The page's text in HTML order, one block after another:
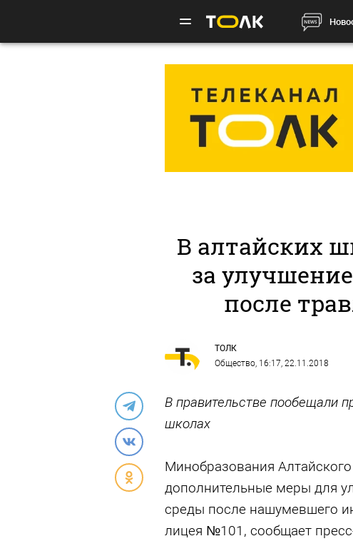
В алтайских
за
после
ТОЛК
Общество, 16:17, 22.11.2018
В правительстве пообещали
школах
Минобразования
дополнительные меры для
среды после нашумевшего
лицея №101, сообщает